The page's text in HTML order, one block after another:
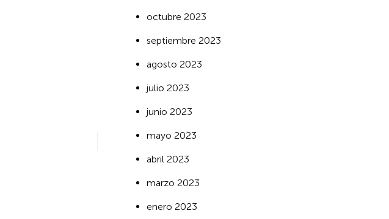
octubre 2023
septiembre 2023
agosto 2023
julio 2023
junio 2023
mayo 2023
abril 2023
marzo 2023
enero 2023